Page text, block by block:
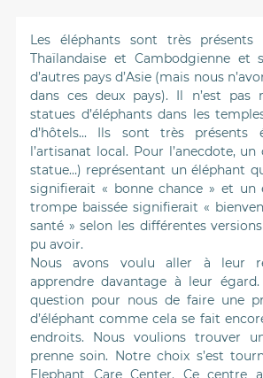
Les éléphants sont très
Thaïlandaise et Cambodgienne et
d’autres pays d’Asie (mais nous
dans ces deux pays). Il n’est pas
statues d’éléphants dans les
d’hôtels... Ils sont très présents
l’artisanat local. Pour l’anecdote,
statue…) représentant un éléphant
signifierait « bonne chance » et un
trompe baissée signifierait «
santé » selon les différentes
pu avoir.
Nous avons voulu aller à leur
apprendre davantage à leur
question pour nous de faire une
d’éléphant comme cela se fait
endroits. Nous voulions trouver
prenne soin. Notre choix s’est
Elephant Care Center. Ce centre